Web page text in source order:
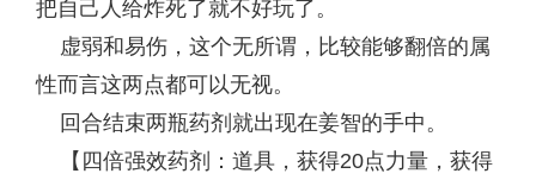
把自己人给炸死了就不好玩了。
虚弱和易伤，这个无所谓，比较能够翻倍的属
性而言这两点都可以无视。
回合结束两瓶药剂就出现在姜智的手中。
【四倍强效药剂：道具，获得20点力量，获得